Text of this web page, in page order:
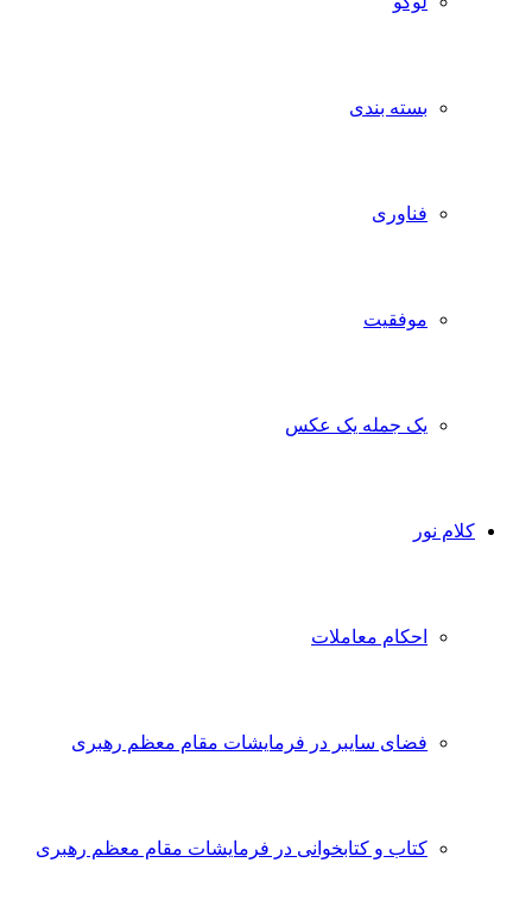
بسته بندی
فناوری
موفقیت
یک جمله یک عکس
کلام نور
احکام معاملات
فضای سایبر در فرمایشات مقام معظم رهبری
کتاب و کتابخوانی در فرمایشات مقام معظم رهبری